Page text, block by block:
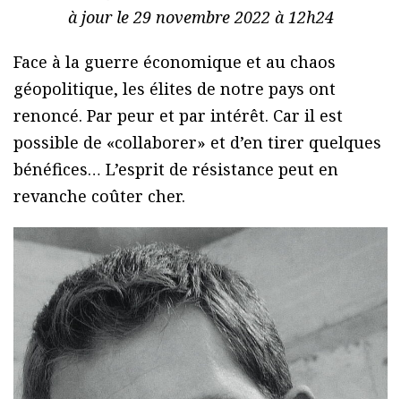
à jour le 29 novembre 2022 à 12h24
Face à la guerre économique et au chaos
géopolitique, les élites de notre pays ont
renoncé. Par peur et par intérêt. Car il est
possible de «collaborer» et d’en tirer quelques
bénéfices… L’esprit de résistance peut en
revanche coûter cher.